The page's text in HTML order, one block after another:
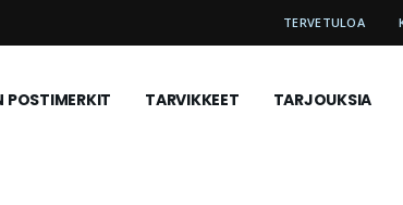
TERVETULOA
POSTIMERKIT TARVIKKEET TARJOUKSIA